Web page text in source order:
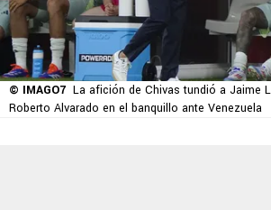
© IMAGO7 La afición de Chivas tundió a Jaime
Roberto Alvarado en el banquillo ante Venezuela